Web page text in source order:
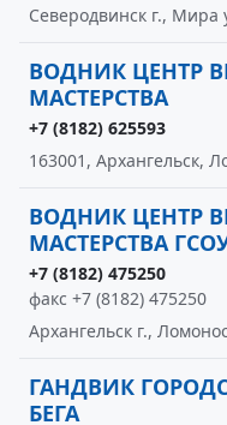
Северодвинск г., Мира
ВОДНИК ЦЕНТР
МАСТЕРСТВА
+7 (8182) 625593
163001, Архангельск,
ВОДНИК ЦЕНТР
МАСТЕРСТВА
+7 (8182) 475250
факс +7 (8182) 475250
Архангельск г.,
ГАНДВИК
БЕГА